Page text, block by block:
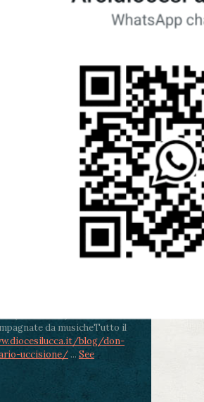
ore 11:30 - Lucca, Scuola
Mei - Viale Castruccio
murales in
Mei curato dal Liceo
ore 18 - Fiano
- Messa in
Mei celebrata da mons.
di Lucca
ore 20.30 -
Michele al Cippo di don
della Memoria in alcuni
città. Ritrovo alle ore
con conclusione al
(Porta Elisa). Durante le
da musicheTutto il
blog/don-
uccisione/ ... See